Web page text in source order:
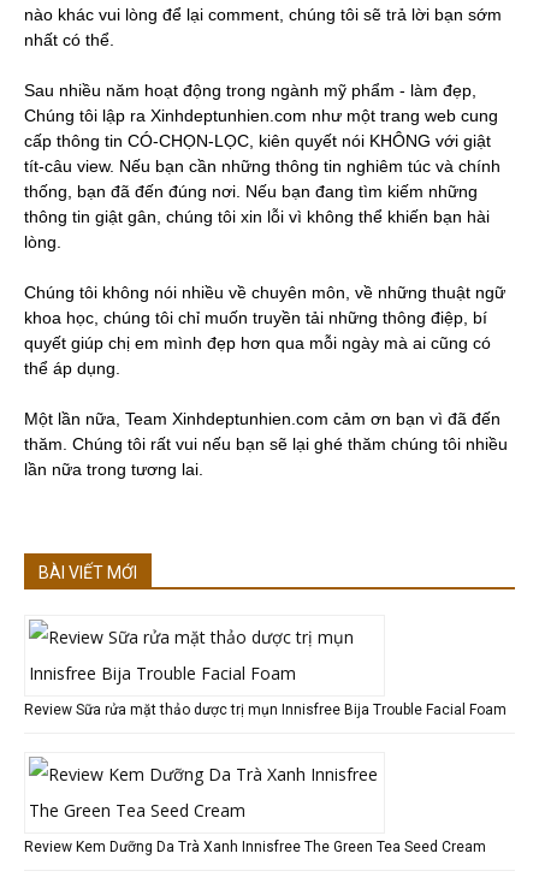
nào khác vui lòng để lại comment, chúng tôi sẽ trả lời bạn sớm
nhất có thể.
Sau nhiều năm hoạt động trong ngành mỹ phẩm - làm đẹp,
Chúng tôi lập ra Xinhdeptunhien.com như một trang web cung
cấp thông tin CÓ-CHỌN-LỌC, kiên quyết nói KHÔNG với giật
tít-câu view. Nếu bạn cần những thông tin nghiêm túc và chính
thống, bạn đã đến đúng nơi. Nếu bạn đang tìm kiếm những
thông tin giật gân, chúng tôi xin lỗi vì không thể khiến bạn hài
lòng.
Chúng tôi không nói nhiều về chuyên môn, về những thuật ngữ
khoa học, chúng tôi chỉ muốn truyền tải những thông điệp, bí
quyết giúp chị em mình đẹp hơn qua mỗi ngày mà ai cũng có
thể áp dụng.
Một lần nữa, Team Xinhdeptunhien.com cảm ơn bạn vì đã đến
thăm. Chúng tôi rất vui nếu bạn sẽ lại ghé thăm chúng tôi nhiều
lần nữa trong tương lai.
BÀI VIẾT MỚI
Review Sữa rửa mặt thảo dược trị mụn Innisfree Bija Trouble Facial Foam
Review Kem Dưỡng Da Trà Xanh Innisfree The Green Tea Seed Cream